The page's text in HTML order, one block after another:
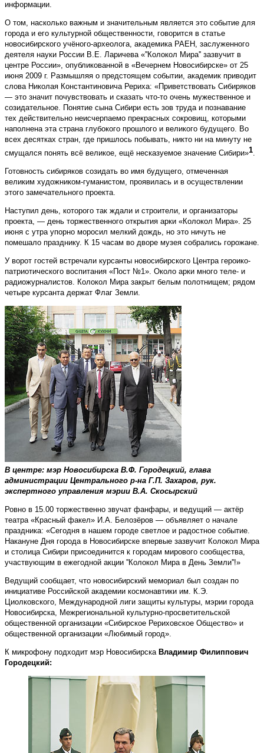
информации.
О том, насколько важным и значительным является это событие для
города и его культурной общественности, говорится в статье
новосибирского учёного-археолога, академика РАЕН, заслуженного
деятеля науки России В.Е. Ларичева «''Колокол Мира'' зазвучит в
центре России», опубликованной в «Вечернем Новосибирске» от 25
июня 2009 г. Размышляя о предстоящем событии, академик приводит
слова Николая Константиновича Рериха: «Приветствовать Сибиряков
— это значит почувствовать и сказать что-то очень мужественное и
созидательное. Понятие сына Сибири есть зов труда и познавание
тех действительно неисчерпаемо прекрасных сокровищ, которыми
наполнена эта страна глубокого прошлого и великого будущего. Во
всех десятках стран, где пришлось побывать, никто ни на минуту не
смущался понять всё великое, ещё несказуемое значение Сибири»1.
Готовность сибиряков созидать во имя будущего, отмеченная
великим художником-гуманистом, проявилась и в осуществлении
этого замечательного проекта.
Наступил день, которого так ждали и строители, и организаторы
проекта, — день торжественного открытия арки «Колокол Мира». 25
июня с утра упорно моросил мелкий дождь, но это ничуть не
помешало празднику. К 15 часам во дворе музея собрались горожане.
У ворот гостей встречали курсанты новосибирского Центра героико-
патриотического воспитания «Пост №1». Около арки много теле- и
радиожурналистов. Колокол Мира закрыт белым полотнищем; рядом
четыре курсанта держат Флаг Земли.
В центре: мэр Новосибирска В.Ф. Городецкий, глава
администрации Центрального р-на Г.П. Захаров, рук.
экспертного управления мэрии В.А. Скосырский
Ровно в 15.00 торжественно звучат фанфары, и ведущий — актёр
театра «Красный факел» И.А. Белозёров — объявляет о начале
праздника: «Сегодня в нашем городе светлое и радостное событие.
Накануне Дня города в Новосибирске впервые зазвучит Колокол Мира
и столица Сибири присоединится к городам мирового сообщества,
участвующим в ежегодной акции ''Колокол Мира в День Земли''!»
Ведущий сообщает, что новосибирский мемориал был создан по
инициативе Российской академии космонавтики им. К.Э.
Циолковского, Международной лиги защиты культуры, мэрии города
Новосибирска, Межрегиональной культурно-просветительской
общественной организации «Сибирское Рериховское Общество» и
общественной организации «Любимый город».
К микрофону подходит мэр НовосибирскаВладимир Филиппович
Городецкий: